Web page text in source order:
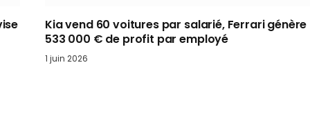
Kia vend 60 voitures par salarié, Ferrari génère
533 000 € de profit par employé
1 juin 2026